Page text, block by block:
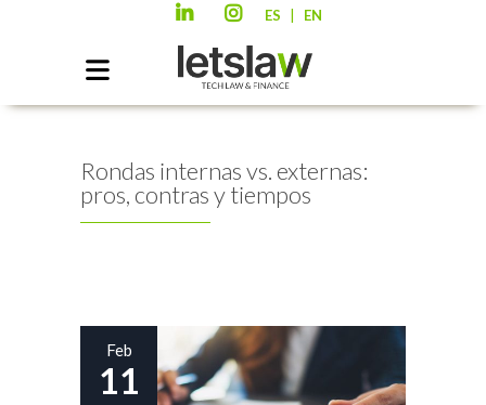
ES EN
Rondas internas vs. externas:
pros, contras y tiempos
Feb
11